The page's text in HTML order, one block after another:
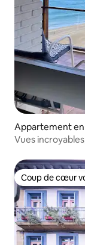
Appartement en
Vues
Coup de cœur
Coup de cœur